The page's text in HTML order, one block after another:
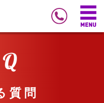
質問